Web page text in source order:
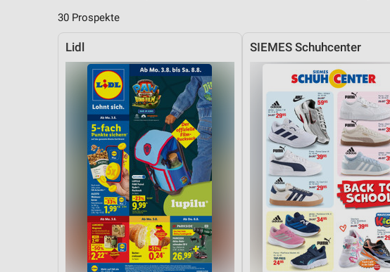
30 Prospekte
Lidl SIEMES Schuhcenter